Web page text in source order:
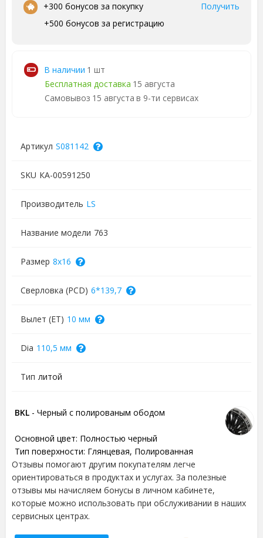
+300 бонусов за покупку
Получить
+500 бонусов за регистрацию
В наличии 1 шт
Бесплатная доставка 15 августа
Самовывоз 15 августа в 9-ти сервисах
Артикул S081142
SKU КА-00591250
Производитель LS
Название модели 763
Размер 8x16
Сверловка (PCD) 6*139,7
Вылет (ET) 10 мм
Dia 110,5 мм
Тип литой
BKL - Черный с полированым ободом
Основной цвет: Полностью черный
Тип поверхности: Глянцевая, Полированная
Отзывы помогают другим покупателям легче
ориентироваться в продуктах и услугах. За полезные
отзывы мы начисляем бонусы в личном кабинете,
которые можно использовать при обслуживании в наших
сервисных центрах.